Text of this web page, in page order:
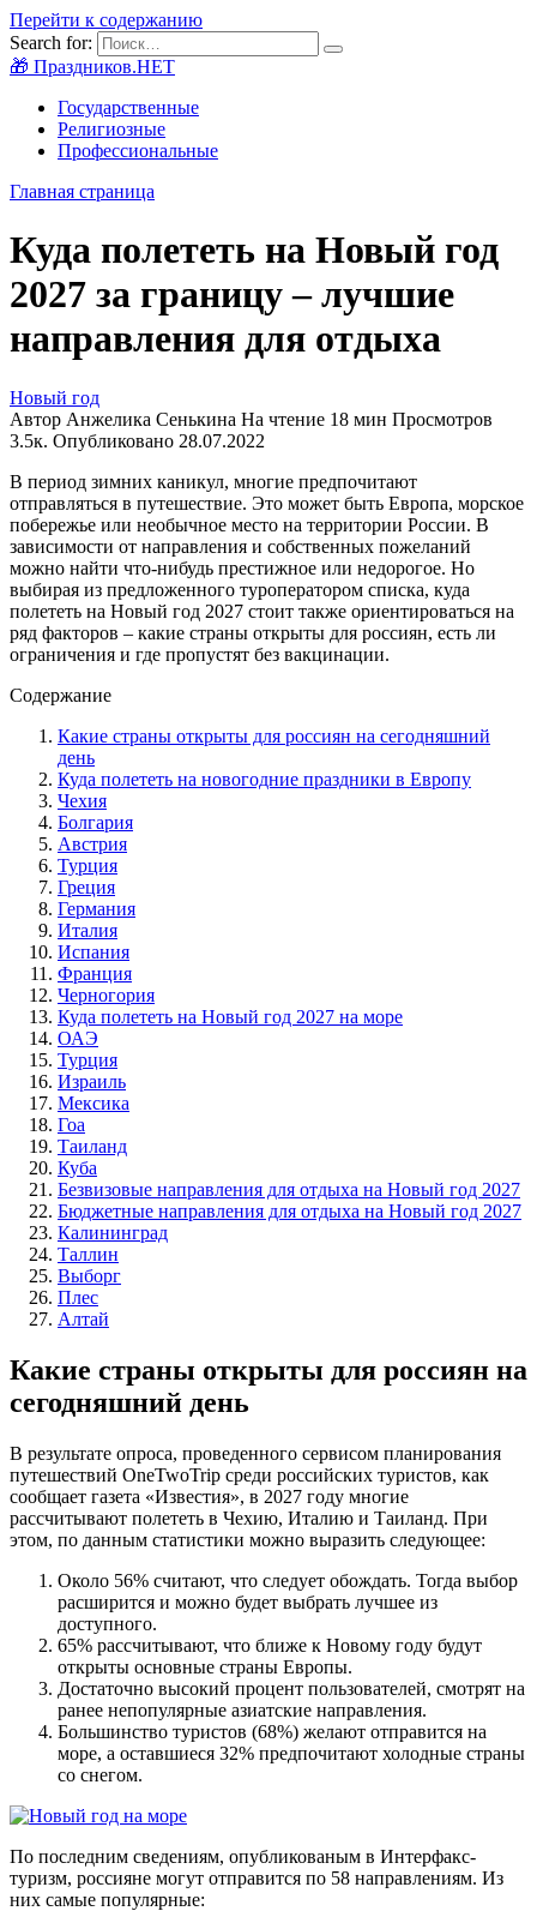
Перейти к содержанию
Search for:
🎁 Праздников.НЕТ
Государственные
Религиозные
Профессиональные
Главная страница
Куда полететь на Новый год
2027 за границу – лучшие
направления для отдыха
Новый год
Автор Анжелика Сенькина На чтение 18 мин Просмотров
3.5к. Опубликовано 28.07.2022
В период зимних каникул, многие предпочитают
отправляться в путешествие. Это может быть Европа, морское
побережье или необычное место на территории России. В
зависимости от направления и собственных пожеланий
можно найти что-нибудь престижное или недорогое. Но
выбирая из предложенного туроператором списка, куда
полететь на Новый год 2027 стоит также ориентироваться на
ряд факторов – какие страны открыты для россиян, есть ли
ограничения и где пропустят без вакцинации.
Содержание
Какие страны открыты для россиян на сегодняшний
день
Куда полететь на новогодние праздники в Европу
Чехия
Болгария
Австрия
Турция
Греция
Германия
Италия
Испания
Франция
Черногория
Куда полететь на Новый год 2027 на море
ОАЭ
Турция
Израиль
Мексика
Гоа
Таиланд
Куба
Безвизовые направления для отдыха на Новый год 2027
Бюджетные направления для отдыха на Новый год 2027
Калининград
Таллин
Выборг
Плес
Алтай
Какие страны открыты для россиян на
сегодняшний день
В результате опроса, проведенного сервисом планирования
путешествий OneTwoTrip среди российских туристов, как
сообщает газета «Известия», в 2027 году многие
рассчитывают полететь в Чехию, Италию и Таиланд. При
этом, по данным статистики можно выразить следующее:
Около 56% считают, что следует обождать. Тогда выбор
расширится и можно будет выбрать лучшее из
доступного.
65% рассчитывают, что ближе к Новому году будут
открыты основные страны Европы.
Достаточно высокий процент пользователей, смотрят на
ранее непопулярные азиатские направления.
Большинство туристов (68%) желают отправится на
море, а оставшиеся 32% предпочитают холодные страны
со снегом.
По последним сведениям, опубликованым в Интерфакс-
туризм, россияне могут отправится по 58 направлениям. Из
них самые популярные: